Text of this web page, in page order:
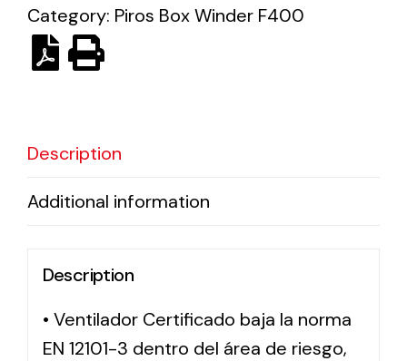
Category: Piros Box Winder F400
Description
Additional information
Description
• Ventilador Certificado baja la norma
EN 12101-3 dentro del área de riesgo,